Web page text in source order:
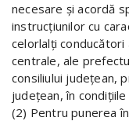
necesare şi acordă
instrucţiunilor cu
celorlalţi
centrale, ale
consiliului judeţean,
judeţean, în condiţiile
(2) Pentru punerea